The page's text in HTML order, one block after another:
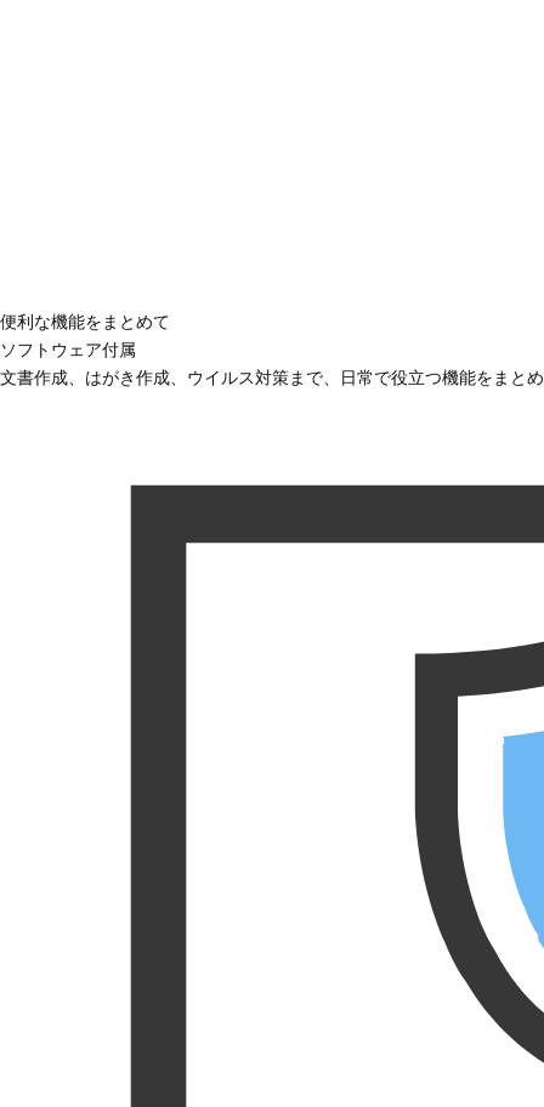
便利な機能をまとめて
ソフトウェア付属
文書作成、はがき作成、ウイルス対策まで、日常で役立つ機能をまと